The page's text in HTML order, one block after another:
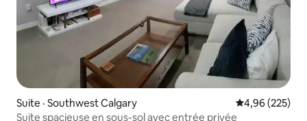
Suite · Southwest Calgary Note
4,96 (225)
Suite spacieuse en sous-sol avec entrée privée